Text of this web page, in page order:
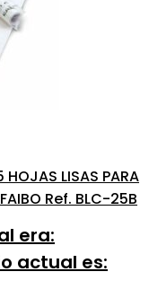
HOJAS LISAS PARA
Ref. BLC-25B
era:
actual es: